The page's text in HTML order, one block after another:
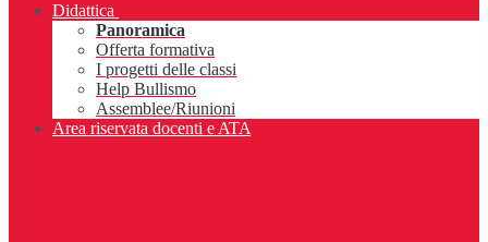
Didattica
Panoramica
Offerta formativa
I progetti delle classi
Help Bullismo
Assemblee/Riunioni
Area riservata docenti e ATA